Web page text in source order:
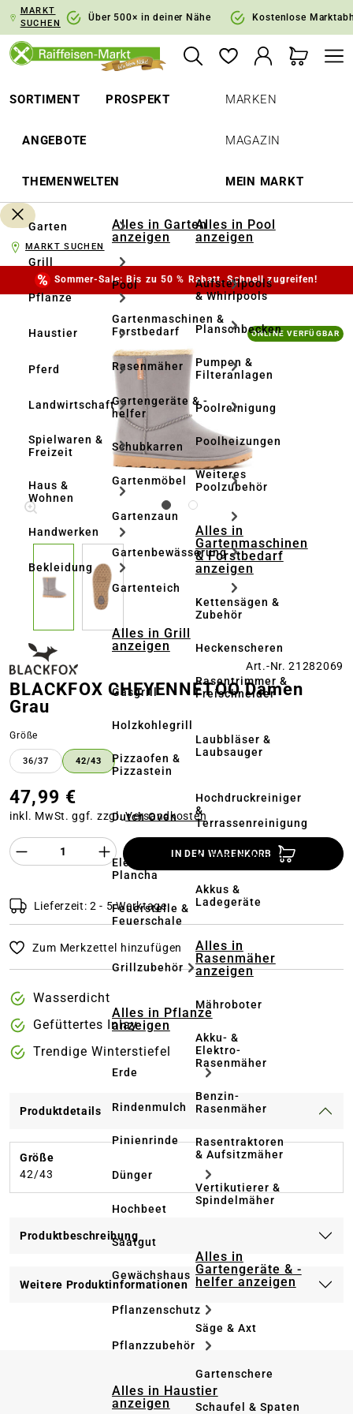
Zur Hauptnavigation springen
MARKT
SUCHEN
Über 500× in deiner Nähe Kostenlose
SORTIMENT PROSPEKT
ANGEBOTE
THEMENWELTEN
MARKEN
MAGAZIN
MEIN MARKT
Garten
Grill
Pflanze
Haustier
Pferd
Landwirtschaft
Spielwaren &
Freizeit
Haus &
Wohnen
Handwerken
Bekleidung
Alles in Garten
anzeigen
Pool
Gartenmaschinen &
Forstbedarf
Rasenmäher
Gartengeräte & -
helfer
Schubkarren
Gartenmöbel
Gartenzaun
Gartenbewässerung
Gartenteich
Alles in Grill
anzeigen
Gasgrill
Holzkohlegrill
Pizzaofen &
Pizzastein
Dutch Oven
Elektrogrill &
Plancha
Feuerstelle &
Feuerschale
Grillzubehör
Alles in Pflanze
anzeigen
Erde
Rindenmulch
Pinienrinde
Dünger
Hochbeet
Saatgut
Gewächshaus
Pflanzenschutz
Pflanzzubehör
Alles in Haustier
anzeigen
Alles in Pool
anzeigen
Aufstellpools
& Whirlpools
Planschbecken
Pumpen &
Filteranlagen
Poolreinigung
Poolheizungen
Weiteres
Poolzubehör
Alles in
Gartenmaschinen
& Forstbedarf
anzeigen
Kettensägen &
Zubehör
Heckenscheren
Rasentrimmer &
Freischneider
Laubbläser &
Laubsauger
Hochdruckreiniger
&
Terrassenreinigung
Kehrmaschinen
Akkus &
Ladegeräte
Alles in
Rasenmäher
anzeigen
Mähroboter
Akku- &
Elektro-
Rasenmäher
Benzin-
Rasenmäher
Rasentraktoren
& Aufsitzmäher
Vertikutierer &
Spindelmäher
Alles in
Gartengeräte & -
helfer anzeigen
Säge & Axt
Gartenschere
Schaufel & Spaten
MARKT SUCHEN
Sommer-Sale: Bis zu 50 % Rabatt. Schnell zugreifen!
Bildergalerie überspringen ONLINE VERFÜGBAR
Art.-Nr. 21282069
BLACKFOX CHEYENNETOO Damen
Grau
Größe
36/37 42/43
47,99 €
inkl. MwSt. ggf. zzgl.Versandkosten
Produkt Anzahl des Produktes
IN DEN WARENKORB
Lieferzeit: 2 - 5 Werktage
Zum Merkzettel hinzufügen
Wasserdicht
Gefüttertes Inlay
Trendige Winterstiefel
Produktdetails
Größe
42/43
Produktbeschreibung
Weitere Produktinformationen